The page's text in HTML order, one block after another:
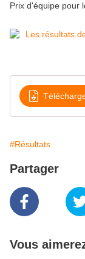
Prix d'équipe pour
#Résultats
Partager
Vous